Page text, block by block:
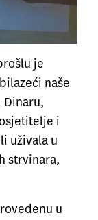
je
naše
Dinaru,
i
uživala u
strvinara,
u